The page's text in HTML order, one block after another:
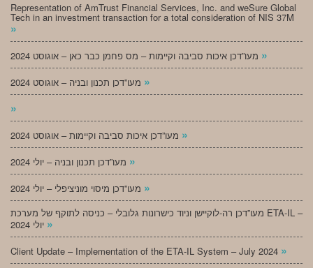
Representation of AmTrust Financial Services, Inc. and weSure Global
Tech in an investment transaction for a total consideration of NIS 37M
»
»
»
»
»
»
»
מעו”דכן רה-לוקיישן וניוד כישרונות גלובלי – כניסה לתוקף של מערכת ETA-IL –
»
Client Update – Implementation of the ETA-IL System – July 2024 »